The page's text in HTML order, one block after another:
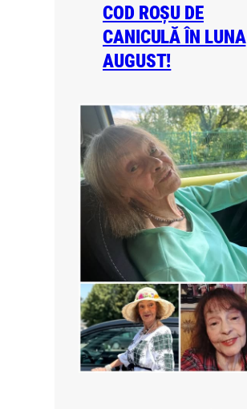
COD ROȘU DE
CANICULĂ ÎN LUNA
AUGUST!